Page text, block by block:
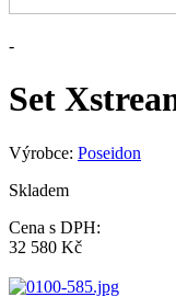
-
Set
Výrobce: Poseidon
Skladem
Cena s DPH:
32 580 Kč